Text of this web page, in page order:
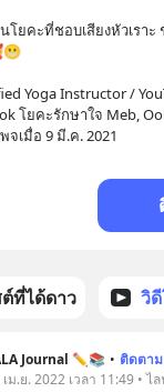
โยคะที่ชอบเสียงหัวเรา
Yoga Instructor /
โยคะรักษาใจ Meb,
พจเมื่อ 9 มี.ค. 2021
ที่ได้ดาว วิ
Journal ✏️📚 • ติดตาม
ม.ย. 2022 เวลา 11:49 • ไ